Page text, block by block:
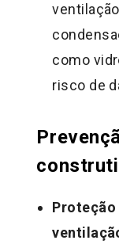
como
risco de